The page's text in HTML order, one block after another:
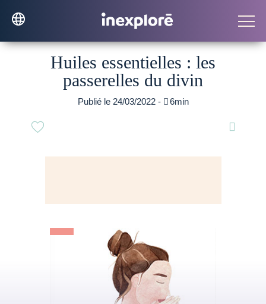
Huiles essentielles : les
passerelles du divin
Publié le 24/03/2022 - 6min
